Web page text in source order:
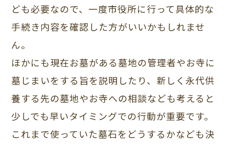
ども必要なので、一度市役所に行って具体的な
手続き内容を確認した方がいいかもしれませ
ん。
ほかにも現在お墓がある墓地の管理者やお寺に
墓じまいをする旨を説明したり、新しく永代供
養する先の墓地やお寺への相談なども考えると
少しでも早いタイミングでの行動が重要です。
これまで使っていた墓石をどうするかなども決